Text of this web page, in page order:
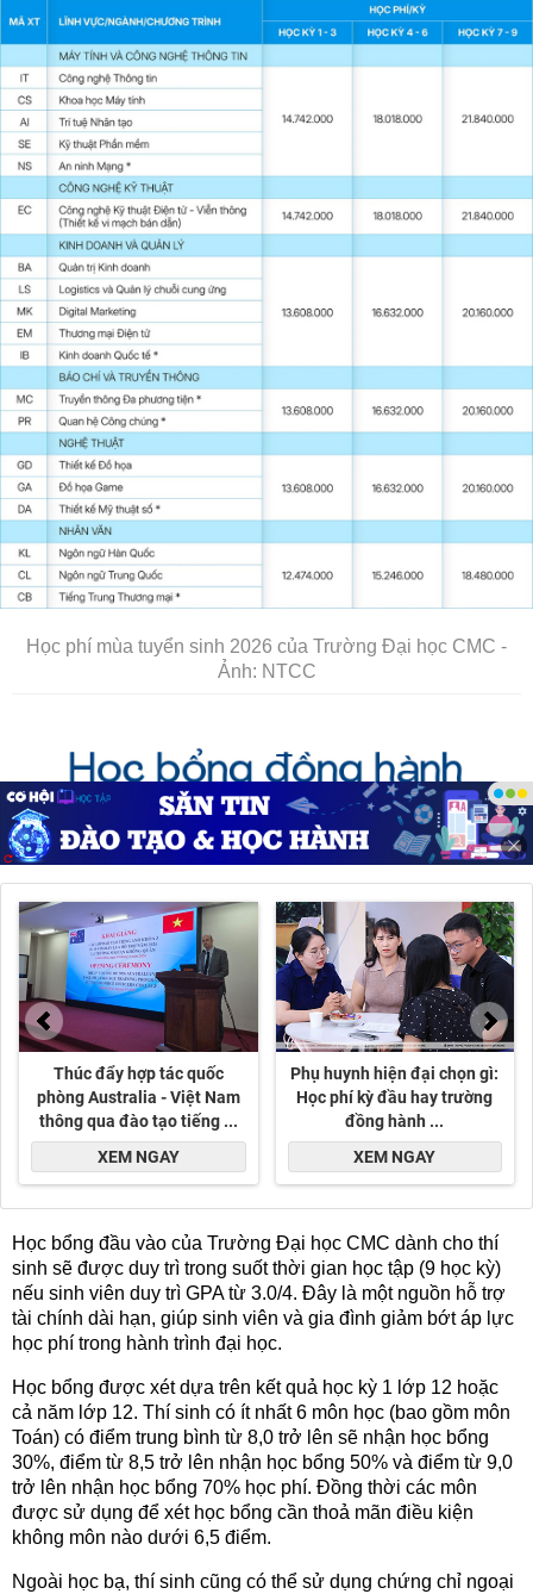
Học phí mùa tuyển sinh 2026 của Trường Đại học CMC -
Ảnh: NTCC
Học bổng đầu vào của Trường Đại học CMC dành cho thí
sinh sẽ được duy trì trong suốt thời gian học tập (9 học kỳ)
nếu sinh viên duy trì GPA từ 3.0/4. Đây là một nguồn hỗ trợ
tài chính dài hạn, giúp sinh viên và gia đình giảm bớt áp lực
học phí trong hành trình đại học.
Học bổng được xét dựa trên kết quả học kỳ 1 lớp 12 hoặc
cả năm lớp 12. Thí sinh có ít nhất 6 môn học (bao gồm môn
Toán) có điểm trung bình từ 8,0 trở lên sẽ nhận học bổng
30%, điểm từ 8,5 trở lên nhận học bổng 50% và điểm từ 9,0
trở lên nhận học bổng 70% học phí. Đồng thời các môn
được sử dụng để xét học bổng cần thoả mãn điều kiện
không môn nào dưới 6,5 điểm.
Ngoài học bạ, thí sinh cũng có thể sử dụng chứng chỉ ngoại